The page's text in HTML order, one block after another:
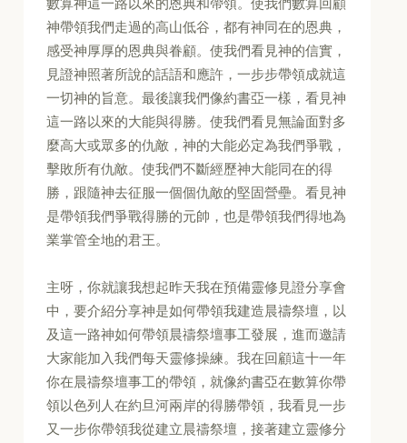
神帶領我們走過的高山低谷，都有神同在的恩典，
感受神厚厚的恩典與眷顧。使我們看見神的信實，
見證神照著所說的話語和應許，一步步帶領成就這
一切神的旨意。最後讓我們像約書亞一樣，看見神
這一路以來的大能與得勝。使我們看見無論面對多
麼高大或眾多的仇敵，神的大能必定為我們爭戰，
擊敗所有仇敵。使我們不斷經歷神大能同在的得
勝，跟隨神去征服一個個仇敵的堅固營壘。看見神
是帶領我們爭戰得勝的元帥，也是帶領我們得地為
業掌管全地的君王。
主呀，你就讓我想起昨天我在預備靈修見證分享會
中，要介紹分享神是如何帶領我建造晨禱祭壇，以
及這一路神如何帶領晨禱祭壇事工發展，進而邀請
大家能加入我們每天靈修操練。我在回顧這十一年
你在晨禱祭壇事工的帶領，就像約書亞在數算你帶
領以色列人在約旦河兩岸的得勝帶領，我看見一步
又一步你帶領我從建立晨禱祭壇，接著建立靈修分